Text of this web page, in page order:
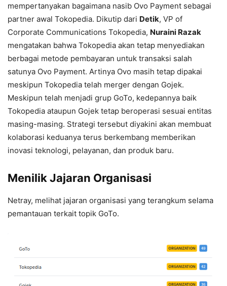
mempertanyakan bagaimana nasib Ovo Payment sebagai
partner awal Tokopedia. Dikutip dari Detik, VP of
Corporate Communications Tokopedia, Nuraini Razak
mengatakan bahwa Tokopedia akan tetap menyediakan
berbagai metode pembayaran untuk transaksi salah
satunya Ovo Payment. Artinya Ovo masih tetap dipakai
meskipun Tokopedia telah merger dengan Gojek.
Meskipun telah menjadi grup GoTo, kedepannya baik
Tokopedia ataupun Gojek tetap beroperasi sesuai entitas
masing-masing. Strategi tersebut diyakini akan membuat
kolaborasi keduanya terus berkembang memberikan
inovasi teknologi, pelayanan, dan produk baru.
Menilik Jajaran Organisasi
Netray, melihat jajaran organisasi yang terangkum selama
pemantauan terkait topik GoTo.